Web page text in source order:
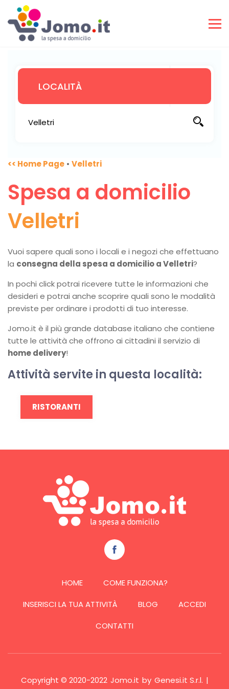
<< Home Page • Velletri
Spesa a domicilio
Velletri
Vuoi sapere quali sono i locali e i negozi che effettuano
la consegna della spesa a domicilio a Velletri?
In pochi click potrai ricevere tutte le informazioni che
desideri e potrai anche scoprire quali sono le modalità
previste per ordinare i prodotti di tuo interesse.
Jomo.it è il più grande database italiano che contiene
tutte le attività che offrono ai cittadini il servizio di
home delivery!
Attività servite in questa località:
RISTORANTI
HOME
COME FUNZIONA?
INSERISCI LA TUA ATTIVITÀ
BLOG
ACCEDI
CONTATTI
Copyright © 2020-2022 Jomo.it by Genesi.it S.r.l. |